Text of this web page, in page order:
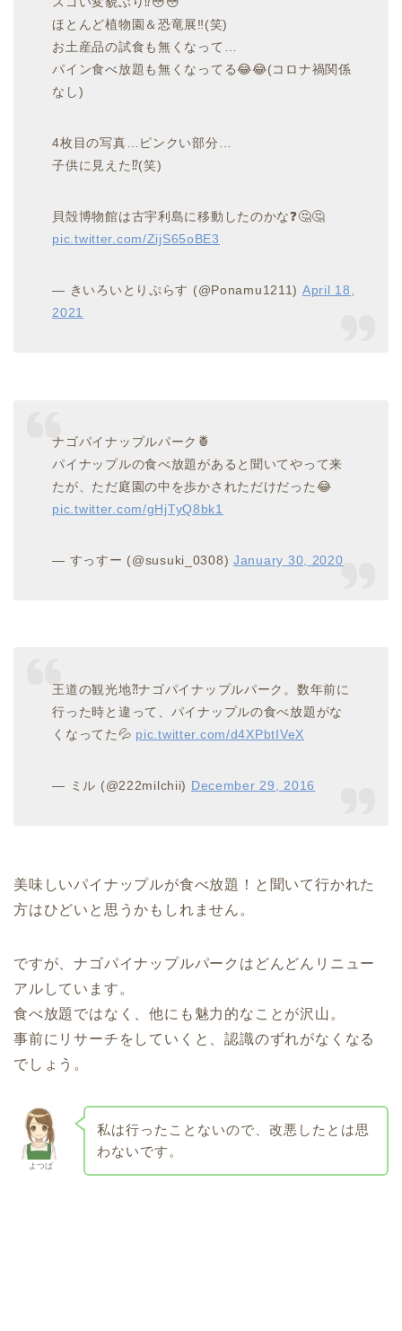
ほとんど植物園＆恐竜展‼️(笑)
お土産品の試食も無くなって…
パイン食べ放題も無くなってる😂😂(コロナ禍関係
なし)
4枚目の写真…ピンクい部分…
子供に見えた⁉️(笑)
貝殻博物館は古宇利島に移動したのかな❓🤔🤔
pic.twitter.com/ZijS65oBE3
— きいろいとりぷらす (@Ponamu1211) April 18,
2021
ナゴパイナップルパーク🍍
パイナップルの食べ放題があると聞いてやって来
たが、ただ庭園の中を歩かされただけだった😂
pic.twitter.com/gHjTyQ8bk1
— すっすー (@susuki_0308)January 30, 2020
王道の観光地⁈ナゴパイナップルパーク。数年前に
行った時と違って、パイナップルの食べ放題がな
くなってた💦 pic.twitter.com/d4XPbtIVeX
— ミル (@222milchii) December 29, 2016
美味しいパイナップルが食べ放題！と聞いて行かれた
方はひどいと思うかもしれません。
ですが、ナゴパイナップルパークはどんどんリニュー
アルしています。
食べ放題ではなく、他にも魅力的なことが沢山。
事前にリサーチをしていくと、認識のずれがなくなる
でしょう。
よつば
私は行ったことないので、改悪したとは思
わないです。